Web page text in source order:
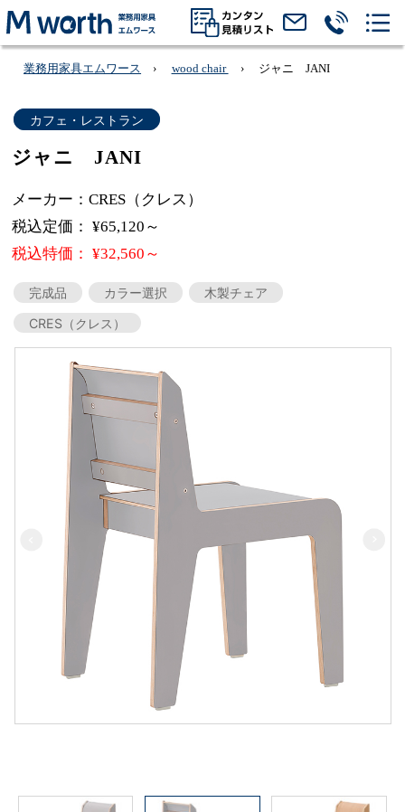
業務用家具エムワース wood chair ジャニ JANI
カフェ・レストラン
ジャニ JANI
メーカー：CRES（クレス）
税込定価： ¥65,120～
税込特価： ¥32,560～
完成品 カラー選択
木製チェア
CRES（クレス）